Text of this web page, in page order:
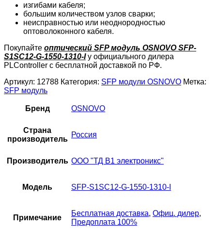
изгибами кабеля;
большим количеством узлов сварки;
неисправностью или неоднородностью
оптоволоконного кабеля.
Покупайте оптический SFP модуль OSNOVO SFP-
S1SC12-G-1550-1310-Iу официального дилера
PLController с бесплатной доставкой по РФ.
Артикул: 12788 Категория: SFP модули OSNOVO Метка:
SFP модуль
Бренд OSNOVO
Страна
производитель
Россия
Производитель ООО "ТД В1 электроникс"
Модель SFP-S1SC12-G-1550-1310-I
Примечание
Бесплатная доставка, Офиц. дилер,
Предоплата 100%